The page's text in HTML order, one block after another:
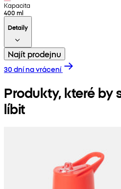
Kapacita
400 ml
Detaily
Najít prodejnu
30 dní na vrácení
Produkty, které by
líbit